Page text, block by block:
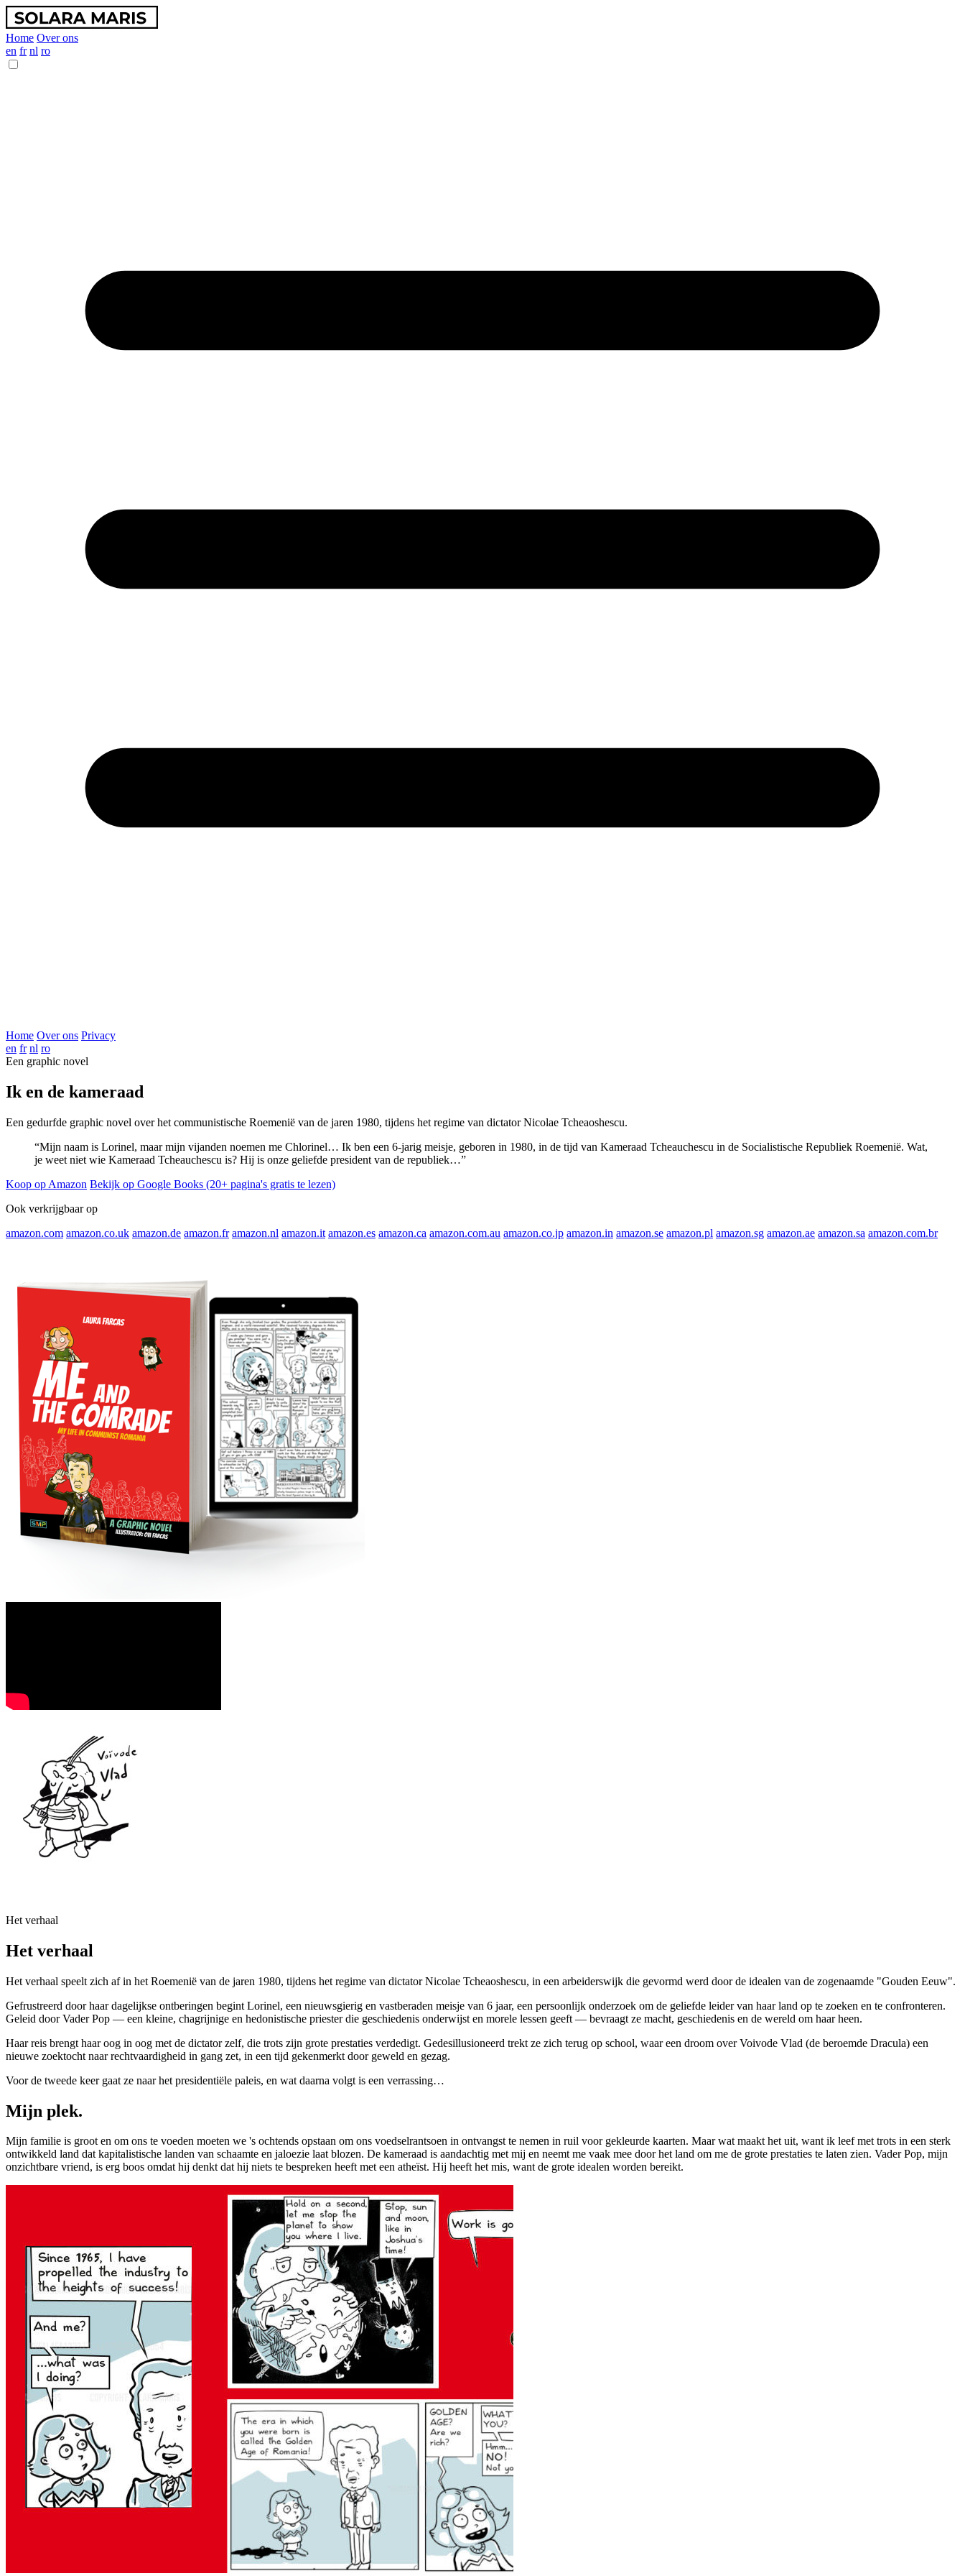
Home Over ons
en fr nl ro
Home Over ons Privacy
en fr nl ro
Een graphic novel
Ik en de kameraad
Een gedurfde graphic novel over het communistische Roemenië van de jaren 1980, tijdens het regime van dictator Nicolae Tcheaoshescu.
“Mijn naam is Lorinel, maar mijn vijanden noemen me Chlorinel… Ik ben een 6-jarig meisje, geboren in 1980, in de tijd van Kameraad Tcheauchescu in de Socialistische Republiek Roemenië. Wat,
je weet niet wie Kameraad Tcheauchescu is? Hij is onze geliefde president van de republiek…”
Koop op Amazon Bekijk op Google Books (20+ pagina's gratis te lezen)
Ook verkrijgbaar op
amazon.com amazon.co.uk amazon.de amazon.fr amazon.nl amazon.it amazon.es amazon.ca amazon.com.au amazon.co.jp amazon.in amazon.se amazon.pl amazon.sg amazon.ae amazon.sa amazon.com.br
Het verhaal
Het verhaal
Het verhaal speelt zich af in het Roemenië van de jaren 1980, tijdens het regime van dictator Nicolae Tcheaoshescu, in een arbeiderswijk die gevormd werd door de idealen van de zogenaamde "Gouden Eeuw".
Gefrustreerd door haar dagelijkse ontberingen begint Lorinel, een nieuwsgierig en vastberaden meisje van 6 jaar, een persoonlijk onderzoek om de geliefde leider van haar land op te zoeken en te confronteren.
Geleid door Vader Pop — een kleine, chagrijnige en hedonistische priester die geschiedenis onderwijst en morele lessen geeft — bevraagt ze macht, geschiedenis en de wereld om haar heen.
Haar reis brengt haar oog in oog met de dictator zelf, die trots zijn grote prestaties verdedigt. Gedesillusioneerd trekt ze zich terug op school, waar een droom over Voivode Vlad (de beroemde Dracula) een
nieuwe zoektocht naar rechtvaardigheid in gang zet, in een tijd gekenmerkt door geweld en gezag.
Voor de tweede keer gaat ze naar het presidentiële paleis, en wat daarna volgt is een verrassing…
Mijn plek.
Mijn familie is groot en om ons te voeden moeten we 's ochtends opstaan om ons voedselrantsoen in ontvangst te nemen in ruil voor gekleurde kaarten. Maar wat maakt het uit, want ik leef met trots in een sterk
ontwikkeld land dat kapitalistische landen van schaamte en jaloezie laat blozen. De kameraad is aandachtig met mij en neemt me vaak mee door het land om me de grote prestaties te laten zien. Vader Pop, mijn
onzichtbare vriend, is erg boos omdat hij denkt dat hij niets te bespreken heeft met een atheïst. Hij heeft het mis, want de grote idealen worden bereikt.